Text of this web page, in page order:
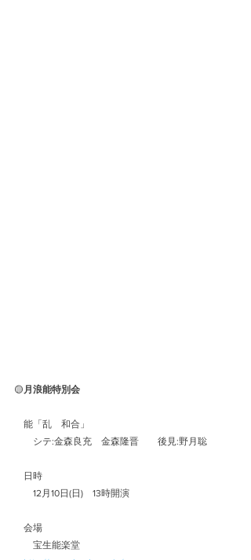
🟡 月浪能特別会
能「乱　和合」
シテ:金森良充　金森隆晋　　後見:野月聡
日時
12月10日(日)　13時開演
会場
宝生能楽堂